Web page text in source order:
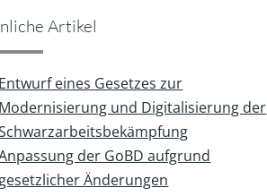
Artikel
Entwurf eines Gesetzes zur
Modernisierung und Digitalisierung der
der GoBD aufgrund
gesetzlicher Änderungen